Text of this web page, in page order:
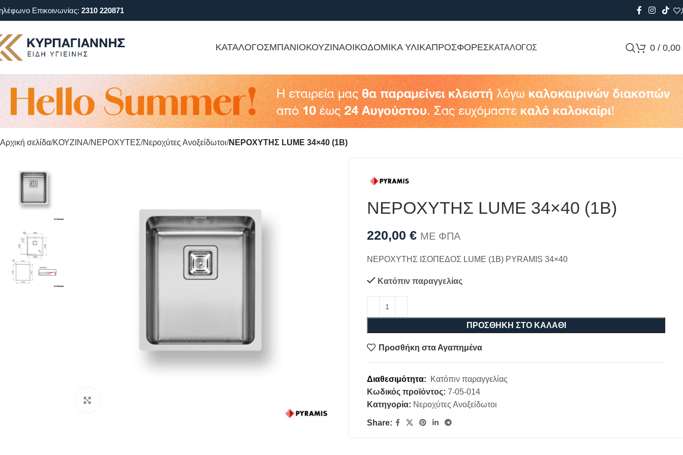
Επικοινωνίας: 2310 220871
ΚΑΤΑΛΟΓΟΣΜΠΑΝΙΟΚΟΥΖΙΝΑΟΙΚΟΔΟΜΙΚΑ ΥΛΙΚΑΠΡΟΣΦΟΡΕΣΚΑΤΑΛΟΓΟΣ 0 / 0,00
Αρχική σελίδα ΚΟΥΖΙΝΑ ΝΕΡΟΧΥΤΕΣ Νεροχύτες Ανοξείδωτοι ΝΕΡΟΧΥΤΗΣ LUME 34×40 (1B)
ΝΕΡΟΧΥΤΗΣ LUME 34×40 (1B)
220,00 € ΜΕ ΦΠΑ
ΝΕΡΟΧΥΤΗΣ ΙΣΟΠΕΔΟΣ LUME (1B) PYRAMIS 34×40
Κατόπιν παραγγελίας
ΠΡΟΣΘΉΚΗ ΣΤΟ ΚΑΛΆΘΙ
Προσθήκη στα Αγαπημένα
Διαθεσιμότητα:
Κατόπιν παραγγελίας
Κωδικός προϊόντος: 7-05-014
Κατηγορία: Νεροχύτες Ανοξείδωτοι
Share: